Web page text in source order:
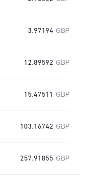
3.97194 GBP
12.89592 GBP
15.47511 GBP
103.16742 GBP
257.91855 GBP